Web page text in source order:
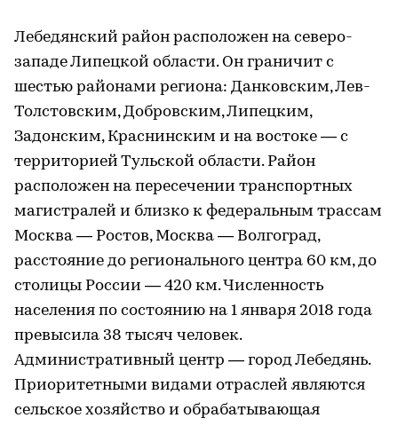
Лебедянский район расположен на северо-
западе Липецкой области. Он граничит с
шестью районами региона: Данковским, Лев-
Толстовским, Добровским, Липецким,
Задонским, Краснинским и на востоке — с
территорией Тульской области. Район
расположен на пересечении транспортных
магистралей и близко к федеральным трассам
Москва — Ростов, Москва — Волгоград,
расстояние до регионального центра 60 км, до
столицы России — 420 км. Численность
населения по состоянию на 1 января 2018 года
превысила 38 тысяч человек.
Административный центр — город Лебедянь.
Приоритетными видами отраслей являются
сельское хозяйство и обрабатывающая